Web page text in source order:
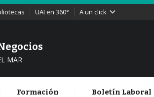
UAI en 360° A un click
MAR
Formación Boletín Laboral